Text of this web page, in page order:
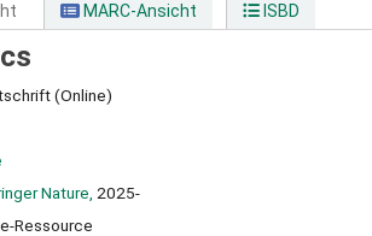
MARC-Ansicht ISBD
(Online)
Nature, 2025-
Ressource